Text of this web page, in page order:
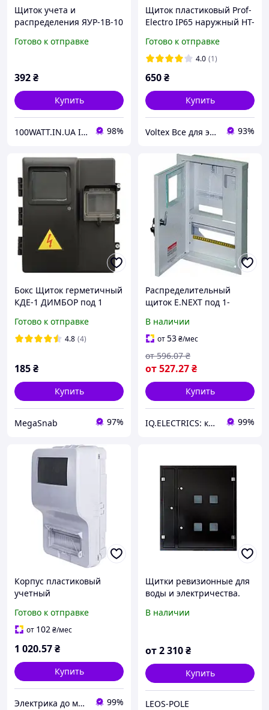
Щиток учета и
распределения ЯУР-1В-10
Готово к отправке
392₴
Купить
100WATT.IN.UA ІНТЕРНЕТ-МАГАЗИН 98%
Щиток пластиковый Prof-
Electro IP65 наружный HT-
Готово к отправке
4.0 (1)
650₴
Купить
Voltex Все для электромонтажа ⚡ Быстрая доставка 🛡 Гарантия качества 🔌 Более 5000 товаров 93%
Бокс Щиток герметичный
КДЕ-1 ДИМБОР под 1
счётчик и 3
автоматических
Готово к отправке
4.8 (4)
185₴
Купить
MegaSnab 97%
Распределительный
щиток E.NEXT под 1-
модулей, металлический
с замком
В наличии
от53₴/мес
от527.27₴
от 596.07 ₴
Купить
IQ.ELECTRICS: купить электрику оптом 99%
Корпус пластиковый
учетный
навесной, под
трехфазный счетчик, 7
Готово к отправке
от 102₴/мес
1 020.57₴
Купить
Электрика до мелочей 99%
Щитки ревизионные для
воды и электричества.
В наличии
от2 310₴
Купить
LEOS-POLE